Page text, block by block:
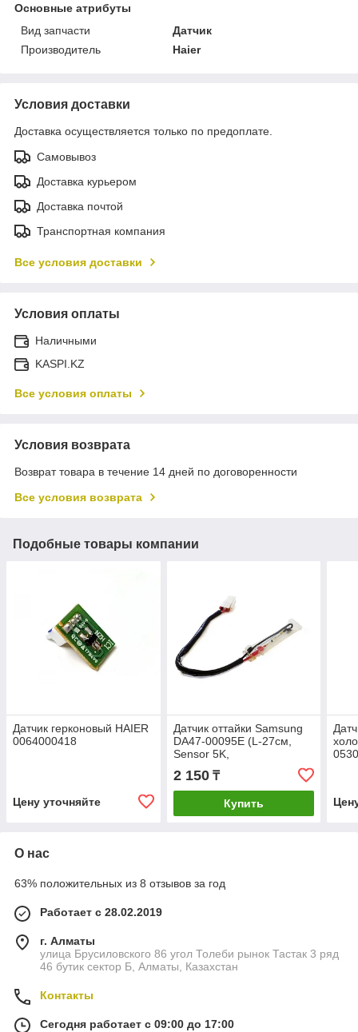
Основные атрибуты
Вид запчасти
Датчик
Производитель
Haier
Условия доставки
Доставка осуществляется только по предоплате.
Самовывоз
Доставка курьером
Доставка почтой
Транспортная компания
Все условия доставки
Условия оплаты
Наличными
KASPI.KZ
Все условия оплаты
Условия возврата
Возврат товара в течение 14 дней по договоренности
Все условия возврата
Подобные товары компании
Датчик герконовый HAIER
0064000418
Цену уточняйте
Датчик оттайки Samsung
DA47-00095E (L-27см,
Sensor 5K,
термопредохранитель
105℃)
2 150₸
Купить
О нас
63% положительных из 8 отзывов за год
Работает с 28.02.2019
г. Алматы
улица Брусиловского 86 угол Толеби рынок Тастак 3 ряд
46 бутик сектор Б, Алматы, Казахстан
Контакты
Сегодня работает с 09:00 до 17:00